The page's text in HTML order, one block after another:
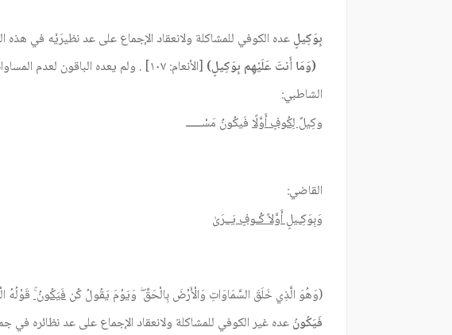
بِوَكِيلٍعده الكوفي للمشاكلة ولانعقاد الإجماع على عد نظيرَيْه في هذه
(وَمَا أَنتَ عَلَيْهِم بِوَكِيلٍ) [الأنعام: ١٠٧] . ولم يعده الباقون لعدم المساواة لما بعده من الآيات .
الشاطبي:
وكِيلٌ لِكُوفٍ أَوَّلًافَيكُونُ مَسْـــــ
القاضي:
وَبِوَكِـيلٍ أَوَّلاً كُـوفٍ يَــرَىٰ
(وَهُوَ الَّذِي خَلَقَ السَّمَاوَاتِ وَالْأَرْضَ بِالْحَقِّ ۖ وَيَوْمَ يَقُولُ كُنفَيَكُونُ قَوْلُهُ
فَيَكُونُعده غير الكوفي للمشاكلة ولانعقاد الإجماع على عد نظائره